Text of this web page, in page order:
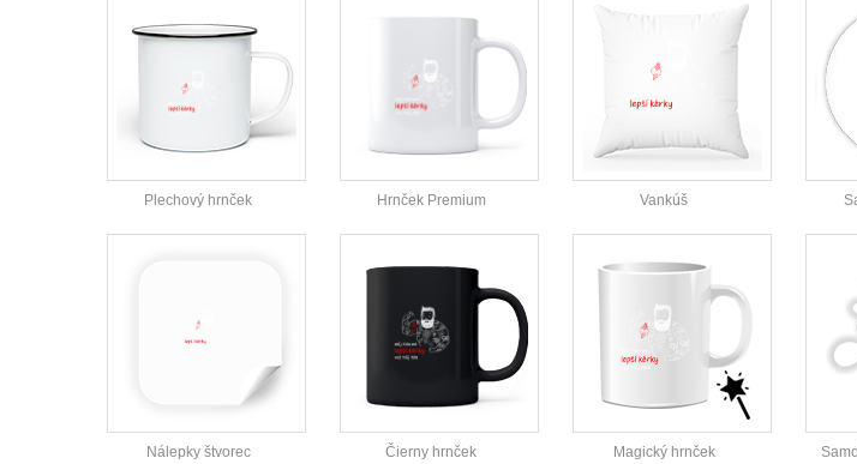
Plechový hrnček Hrnček Premium Vankúš
Nálepky štvorec Čierny hrnček Magický hrnček